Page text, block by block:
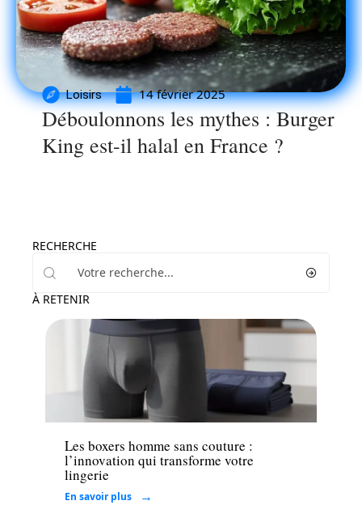
Loisirs 14 février 2025
Déboulonnons les mythes : Burger
King est-il halal en France ?
RECHERCHE
À RETENIR
Santé
Les boxers homme sans couture :
l’innovation qui transforme votre
lingerie
En savoir plus